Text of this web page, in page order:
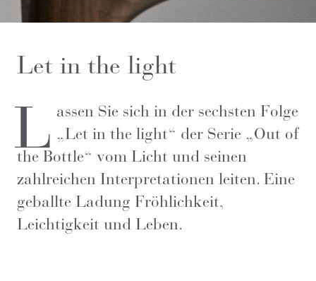
Let in the light
L assen Sie sich in der sechsten Folge
„Let in the light“ der Serie „Out of
the Bottle“ vom Licht und seinen
zahlreichen Interpretationen leiten. Eine
geballte Ladung Fröhlichkeit,
Leichtigkeit und Leben.